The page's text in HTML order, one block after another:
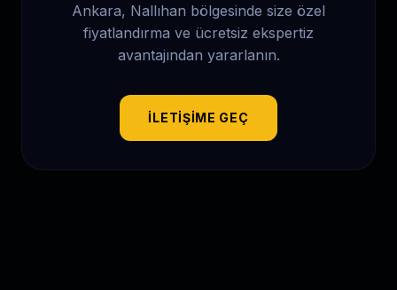
Ankara, Nallıhan bölgesinde size özel
fiyatlandırma ve ücretsiz ekspertiz
avantajından yararlanın.
İLETIŞIME GEÇ